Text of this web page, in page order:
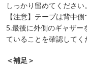
しっかり留めてください
【注意】テープは背中側
5.最後に外側のギャザー
ていることを確認してく
＜補足＞